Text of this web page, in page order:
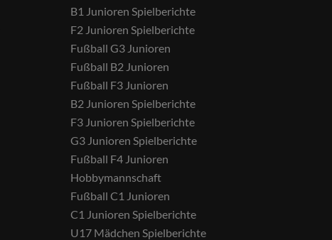
B1 Junioren Spielberichte
F2 Junioren Spielberichte
Fußball G3 Junioren
Fußball B2 Junioren
Fußball F3 Junioren
B2 Junioren Spielberichte
F3 Junioren Spielberichte
G3 Junioren Spielberichte
Fußball F4 Junioren
Hobbymannschaft
Fußball C1 Junioren
C1 Junioren Spielberichte
U17 Mädchen Spielberichte